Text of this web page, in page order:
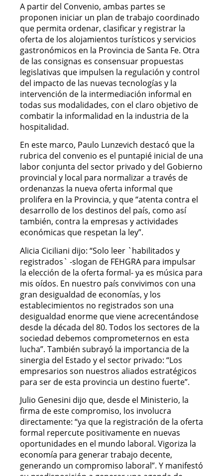
A partir del Convenio, ambas partes se
proponen iniciar un plan de trabajo coordinado
que permita ordenar, clasificar y registrar la
oferta de los alojamientos turísticos y servicios
gastronómicos en la Provincia de Santa Fe. Otra
de las consignas es consensuar propuestas
legislativas que impulsen la regulación y control
del impacto de las nuevas tecnologías y la
intervención de la intermediación informal en
todas sus modalidades, con el claro objetivo de
combatir la informalidad en la industria de la
hospitalidad.
En este marco, Paulo Lunzevich destacó que la
rubrica del convenio es el puntapié inicial de una
labor conjunta del sector privado y del Gobierno
provincial y local para normalizar a través de
ordenanzas la nueva oferta informal que
prolifera en la Provincia, y que “atenta contra el
desarrollo de los destinos del país, como así
también, contra la empresas y actividades
económicas que respetan la ley”.
Alicia Ciciliani dijo: “Solo leer `habilitados y
registrados` -slogan de FEHGRA para impulsar
la elección de la oferta formal- ya es música para
mis oídos. En nuestro país convivimos con una
gran desigualdad de economías, y los
establecimientos no registrados son una
desigualdad enorme que viene acrecentándose
desde la década del 80. Todos los sectores de la
sociedad debemos comprometernos en esta
lucha”. También subrayó la importancia de la
sinergia del Estado y el sector privado: “Los
empresarios son nuestros aliados estratégicos
para ser de esta provincia un destino fuerte”.
Julio Genesini dijo que, desde el Ministerio, la
firma de este compromiso, los involucra
directamente: “ya que la registración de la oferta
formal repercute positivamente en nuevas
oportunidades en el mundo laboral. Vigoriza la
economía para generar trabajo decente,
generando un compromiso laboral”. Y manifestó